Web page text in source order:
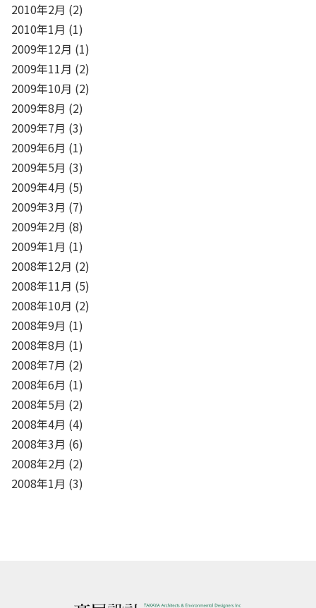
2010年2月 (2)
2010年1月 (1)
2009年12月 (1)
2009年11月 (2)
2009年10月 (2)
2009年8月 (2)
2009年7月 (3)
2009年6月 (1)
2009年5月 (3)
2009年4月 (5)
2009年3月 (7)
2009年2月 (8)
2009年1月 (1)
2008年12月 (2)
2008年11月 (5)
2008年10月 (2)
2008年9月 (1)
2008年8月 (1)
2008年7月 (2)
2008年6月 (1)
2008年5月 (2)
2008年4月 (4)
2008年3月 (6)
2008年2月 (2)
2008年1月 (3)